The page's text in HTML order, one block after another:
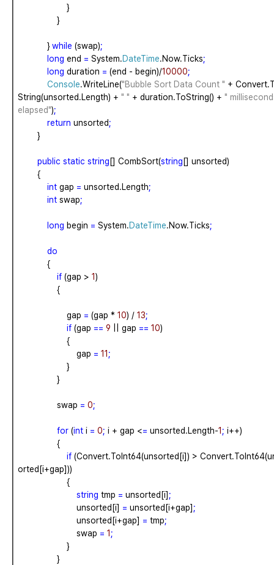
}
}
} while (swap);
long end = System.DateTime.Now.Ticks;
long duration = (end - begin)/10000;
Console.WriteLine("Bubble Sort Data Count " +
String(unsorted.Length) + " " + duration.ToString() + "
elapsed");
return unsorted;
}
public static string [] CombSort(string [] unsorted)
{
int gap = unsorted.Length;
int swap;
long begin = System.DateTime.Now.Ticks;
do
{
if (gap > 1)
{
gap = (gap * 10) / 13;
if (gap == 9 gap == 10)
{
gap = 11 ;
}
}
swap = 0;
for (int i = 0; i + gap <= unsorted.Length-1 ; i++)
{
if (Convert.ToInt64(unsorted[i]) >
orted[i+gap]))
{
string tmp = unsorted[i] ;
unsorted[i] = unsorted[i+gap] ;
unsorted[i+gap] = tmp;
swap = 1 ;
}
}